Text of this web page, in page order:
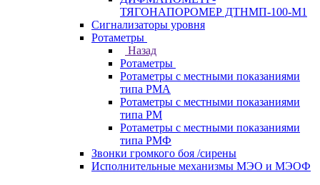
ТЯГОНАПОРОМЕР ДТНМП-100-М1
Сигнализаторы уровня
Ротаметры
Назад
Ротаметры
Ротаметры с местными показаниями
типа РМА
Ротаметры с местными показаниями
типа РМ
Ротаметры с местными показаниями
типа РМФ
Звонки громкого боя /сирены
Исполнительные механизмы МЭО и МЭОФ